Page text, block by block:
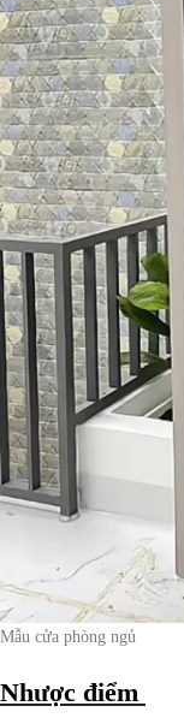
Mẫu cửa phòng ngủ
Nhược điểm